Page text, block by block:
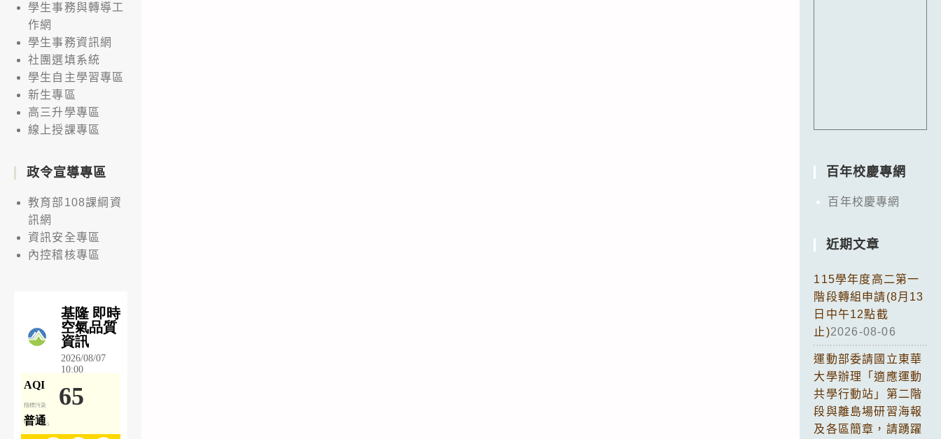
學生事務與轉導工
作網
學生事務資訊網
社團選填系統
學生自主學習專區
新生專區
高三升學專區
線上授課專區
政令宣導專區
教育部108課綱資
訊網
資訊安全專區
內控稽核專區
百年校慶專網
百年校慶專網
近期文章
115學年度高二第一
階段轉組申請(8月13
日中午12點截
止)2026-08-06
運動部委請國立東華
大學辦理「適應運動
共學行動站」第二階
段與離島場研習海報
及各區簡章，請踴躍